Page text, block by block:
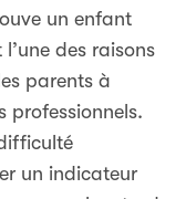
un enfant
des raisons
parents à
professionnels.
un indicateur